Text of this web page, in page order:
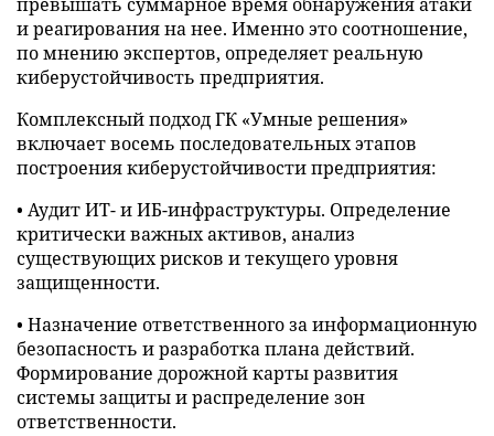
и реагирования на нее. Именно это соотношение,
по мнению экспертов, определяет реальную
киберустойчивость предприятия.
Комплексный подход ГК «Умные решения»
включает восемь последовательных этапов
построения киберустойчивости предприятия:
• Аудит ИТ- и ИБ-инфраструктуры. Определение
критически важных активов, анализ
существующих рисков и текущего уровня
защищенности.
• Назначение ответственного за информационную
безопасность и разработка плана действий.
Формирование дорожной карты развития
системы защиты и распределение зон
ответственности.